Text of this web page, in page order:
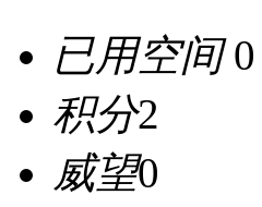
已用空间0
积分2
威望0